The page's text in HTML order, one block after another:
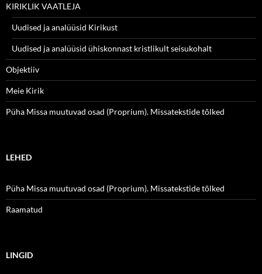
KIRIKLIK VAATLEJA
Uudised ja analüüsid Kirikust
Uudised ja analüüsid ühiskonnast kristlikult seisukohalt
Objektiiv
Meie Kirik
Püha Missa muutuvad osad (Proprium). Missatekstide tõlked
LEHED
Püha Missa muutuvad osad (Proprium). Missatekstide tõlked
Raamatud
LINGID